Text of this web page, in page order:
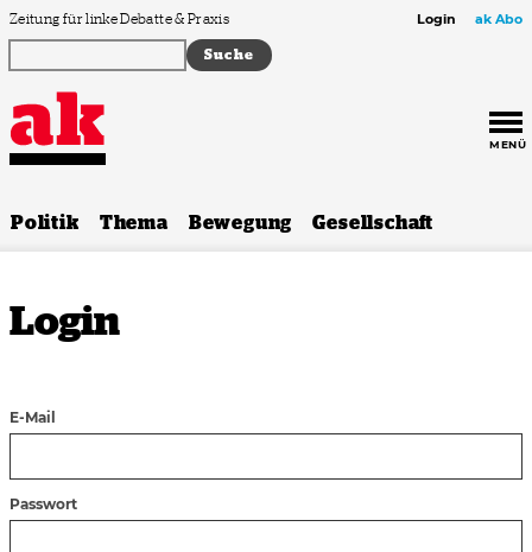
Zum Inhalt springen
Zeitung für linke Debatte & Praxis Login ak Abo
MENÜ
Politik Thema Bewegung Gesellschaft
Login
E-Mail
Passwort